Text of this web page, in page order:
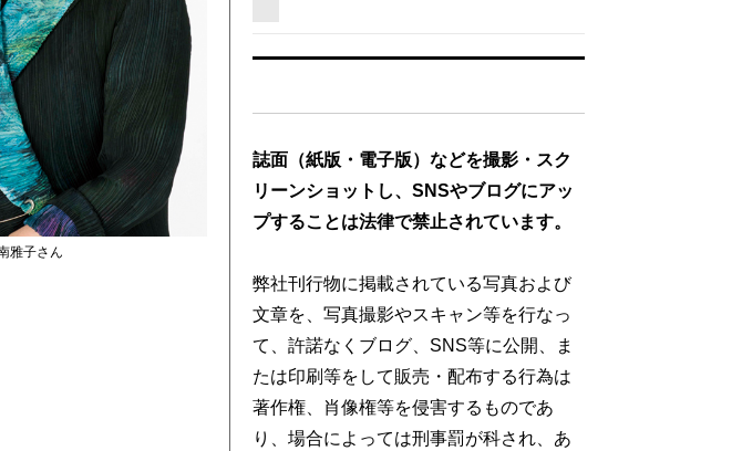
雅子さん
誌面（紙版・電子版）などを撮影・スク
リーンショットし、SNSやブログにアッ
プすることは法律で禁止されています。
弊社刊行物に掲載されている写真および
文章を、写真撮影やスキャン等を行なっ
て、許諾なくブログ、SNS等に公開、ま
たは印刷等をして販売・配布する行為は
著作権、肖像権等を侵害するものであ
り、場合によっては刑事罰が科され、あ